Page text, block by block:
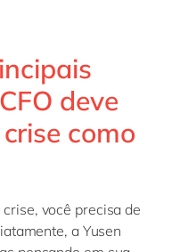
deve
como
você precisa de
a Yusen